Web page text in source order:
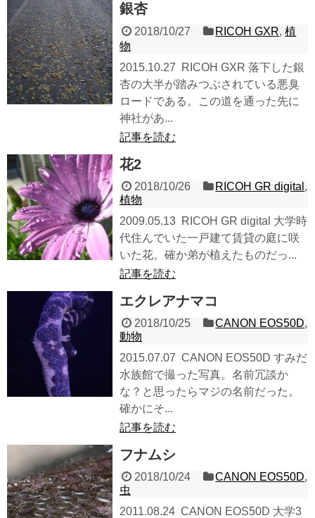
銀杏
2018/10/27 RICOH GXR,植
物
2015.10.27 RICOH GXR 落下した銀
杏の大半が踏みつぶされている悪臭
ロードである。この道を通った先に
神社があ...
記事を読む
花2
2018/10/26 RICOH GR digital ,
植物
2009.05.13 RICOH GR digital 大学時
代住んでいた一戸建て賃貸の庭に咲
いた花。確か弟が植えたものだっ...
記事を読む
エクレアナマコ
2018/10/25 CANON EOS50D,
動物
2015.07.07 CANON EOS50D すみだ
水族館で撮った写真。名前冗談か
な？と思ったらマジの名前だった。
確かにそ...
記事を読む
フナムシ
2018/10/24 CANON EOS50D,
虫
2011.08.24 CANON EOS50D 大学3